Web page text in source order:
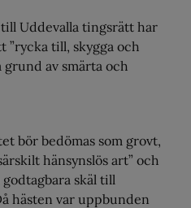
Uddevalla tingsrätt har
”rycka till, skygga och
grund av smärta och
bör bedömas som grovt,
hänsynslös art” och
skäl till
hästen var uppbunden